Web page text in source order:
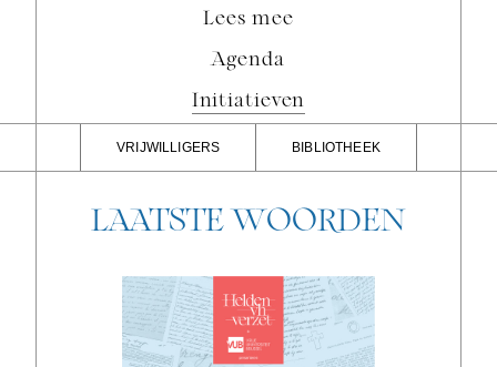
Lees mee
Agenda
Initiatieven
VRIJWILLIGERS BIBLIOTHEEK
LAATSTE WOORDEN